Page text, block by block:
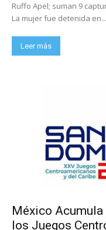
Ruffo Apel; suman 9
La mujer fue detenida en...
Leer más
México
los Juegos